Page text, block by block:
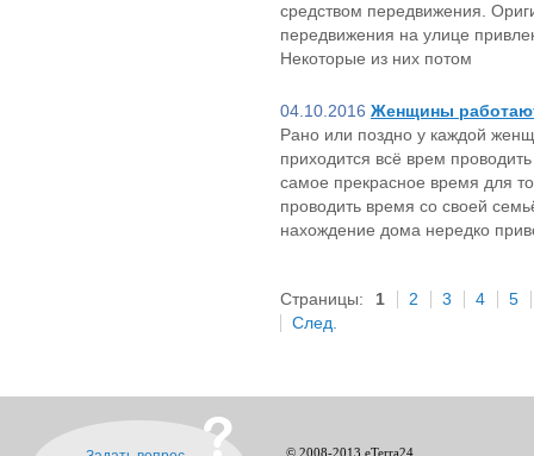
средством передвижения.
передвижения на улице
Некоторые из них потом
04.10.2016 Женщины
Рано или поздно у каждой
приходится всё врем
самое прекрасное время для
проводить время со своей
нахождение дома нередко
Страницы: 1 2 3 4
5
След.
© 2008-2013 eTerra24